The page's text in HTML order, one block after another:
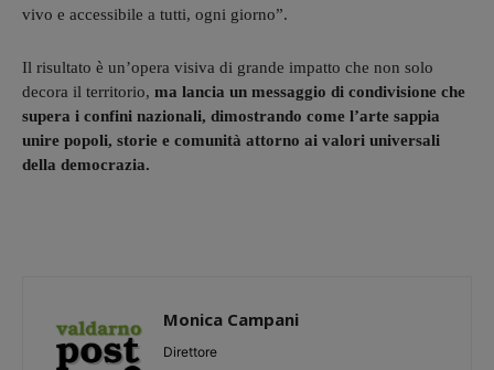
vivo e accessibile a tutti, ogni giorno”.
Il risultato è un’opera visiva di grande impatto che non solo
decora il territorio, ma lancia un messaggio di condivisione che
supera i confini nazionali, dimostrando come l’arte sappia
unire popoli, storie e comunità attorno ai valori universali
della democrazia.
Monica Campani
Direttore